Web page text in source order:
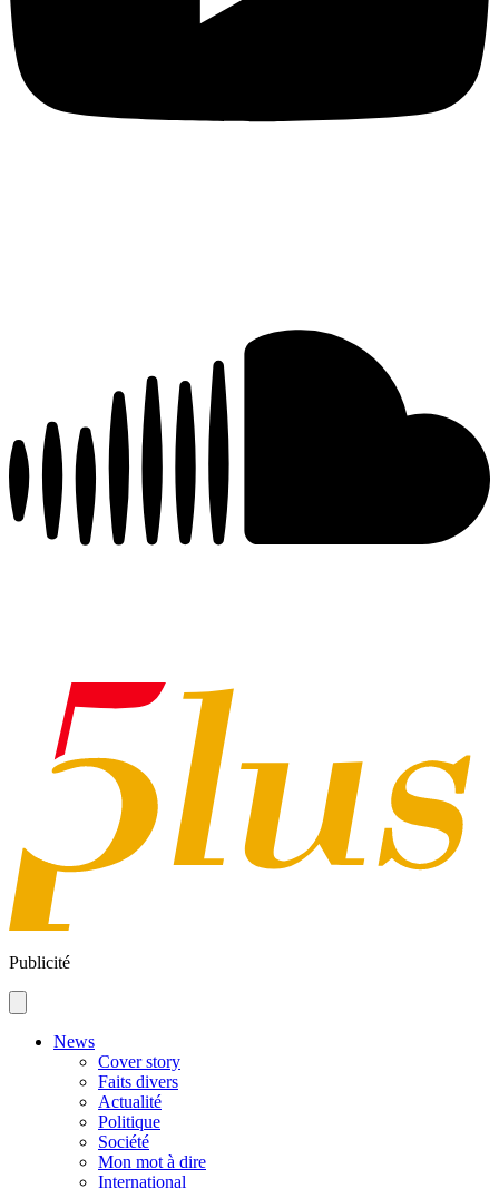
Publicité
News
Cover story
Faits divers
Actualité
Politique
Société
Mon mot à dire
International